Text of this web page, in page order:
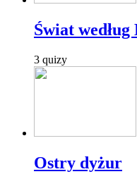
Świat
3 quizy
Ostry dyżur